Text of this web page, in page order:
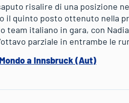
risalire di una posizione
il quinto posto ottenuto nella
team italiano in gara, con
parziale in entrambe le
a Innsbruck (Aut)